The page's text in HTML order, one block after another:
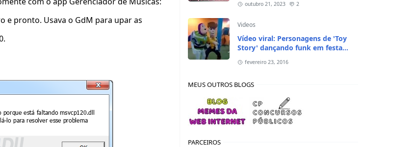
e pronto. Usava o GdM para upar as
outubro 21, 2023 2
Videos
Vídeo viral: Personagens de 'Toy
Story' dançando funk em festa
fevereiro 23, 2016
MEUS OUTROS BLOGS
PARCEIROS